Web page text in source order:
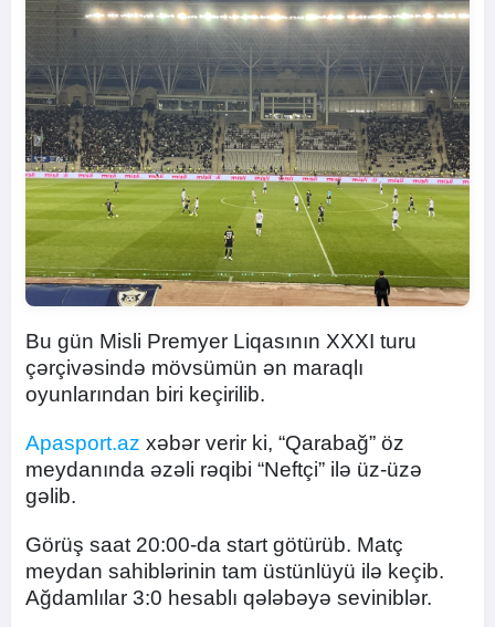
Bu gün Misli Premyer Liqasının XXXI turu
çərçivəsində mövsümün ən maraqlı
oyunlarından biri keçirilib.
Apasport.az xəbər verir ki, “Qarabağ” öz
meydanında əzəli rəqibi “Neftçi” ilə üz-üzə
gəlib.
Görüş saat 20:00-da start götürüb. Matç
meydan sahiblərinin tam üstünlüyü ilə keçib.
Ağdamlılar 3:0 hesablı qələbəyə seviniblər.